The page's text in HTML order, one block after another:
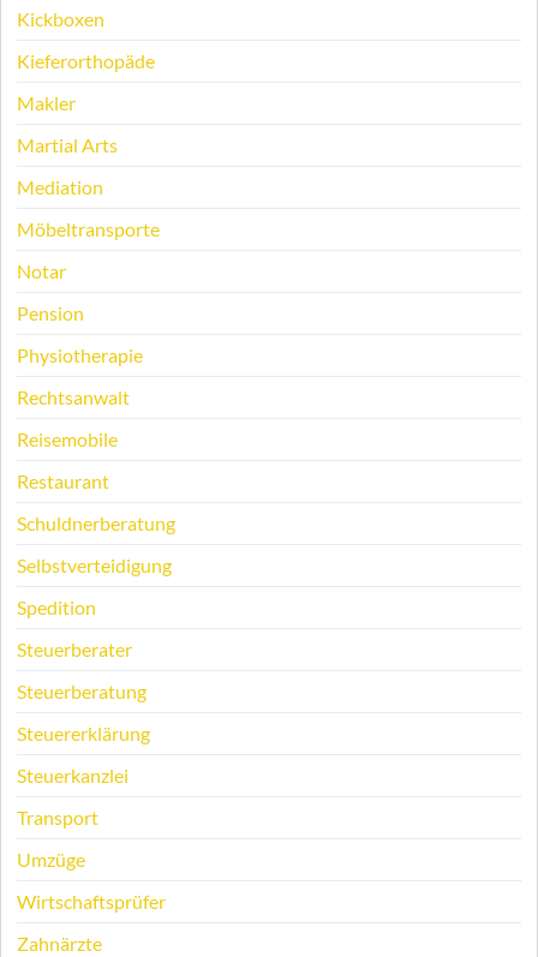
Kickboxen
Kieferorthopäde
Makler
Martial Arts
Mediation
Möbeltransporte
Notar
Pension
Physiotherapie
Rechtsanwalt
Reisemobile
Restaurant
Schuldnerberatung
Selbstverteidigung
Spedition
Steuerberater
Steuerberatung
Steuererklärung
Steuerkanzlei
Transport
Umzüge
Wirtschaftsprüfer
Zahnärzte